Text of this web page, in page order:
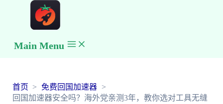
Main Menu
首页
免费回国加速器
回国加速器安全吗？海外党亲测3年，教你选对工具无缝